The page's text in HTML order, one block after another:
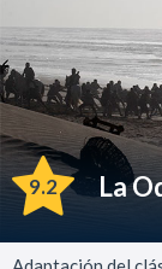
9.2 La